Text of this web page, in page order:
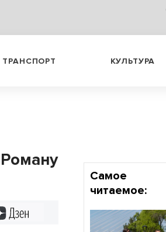
ТРАНСПОРТ КУЛЬТУРА
Самое
читаемое: